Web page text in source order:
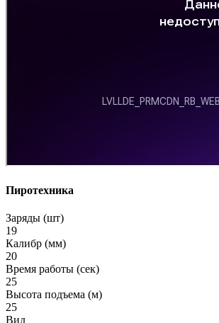
Пиротехника
Заряды (шт)
19
Калибр (мм)
20
Время работы (сек)
25
Высота подъема (м)
25
Вид